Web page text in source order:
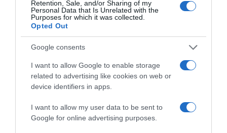
Retention, Sale, and/or Sharing of my
Personal Data that Is Unrelated with the
Purposes for which it was collected.
Opted Out
Google consents
I want to allow Google to enable storage
related to advertising like cookies on web or
device identifiers in apps.
I want to allow my user data to be sent to
Google for online advertising purposes.
εκτάκτων αναγκών στο ραδιόφωνο ή την
τηλεόραση. Ακούστε τα ενημερωτικά δελτία.
· Παραμείνετε έξω από το
κατεστραμμένο κτίριο.
Ειδήσεις σήμερα
Εορτολόγιο – Ποιοι γιορτάζουν
σήμερα 8